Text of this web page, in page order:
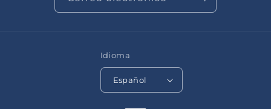
Idioma
Español